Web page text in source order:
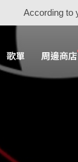
According to
歌單 周邊商店